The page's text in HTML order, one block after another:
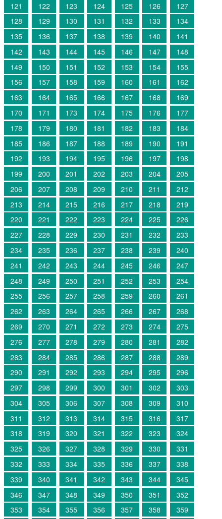
121
122 123 124 125 126
127
128
129 130 131 132 133
134
135
136 137 138 139 140
141
142
143 144 145 146 147
148
149
150 151 152 153 154
155
156
157 158 159 160 161
162
163
164 165 166 167 168
169
170
171 173 174 175 176
177
178
179 180 181 182 183
184
185
186 187 188 189 190
191
192
193 194 195 196 197
198
199
200 201 202 203 204
205
206
207 208 209 210 211
212
213
214 215 216 217 218
219
220
221 222 223 224 225
226
227
228 229 230 231 232
233
234
235 236 237 238 239
240
241
242 243 244 245 246
247
248
249 250 251 252 253
254
255
256 257 258 259 260
261
262
263 264 265 266 267
268
269
270 271 272 273 274
275
276
277 278 279 280 281
282
283
284 285 286 287 288
289
290
291 292 293 294 295
296
297
298 299 300 301 302
303
304
305 306 307 308 309
310
311
312 313 314 315 316
317
318
319 320 321 322 323
324
325
326 327 328 329 330
331
332
333 334 335 336 337
338
339
340 341 342 343 344
345
346
347 348 349 350 351
352
353
354 355 356 357 358
359